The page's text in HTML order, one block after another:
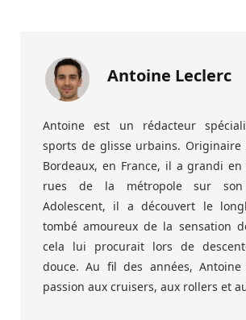
Antoine Leclerc
Antoine est un rédacteur
sports de glisse urbains.
Bordeaux, en France, il a grandi
rues de la métropole sur son
Adolescent, il a découvert le
tombé amoureux de la sensation
cela lui procurait lors de
douce. Au fil des années,
passion aux cruisers, aux rollers et